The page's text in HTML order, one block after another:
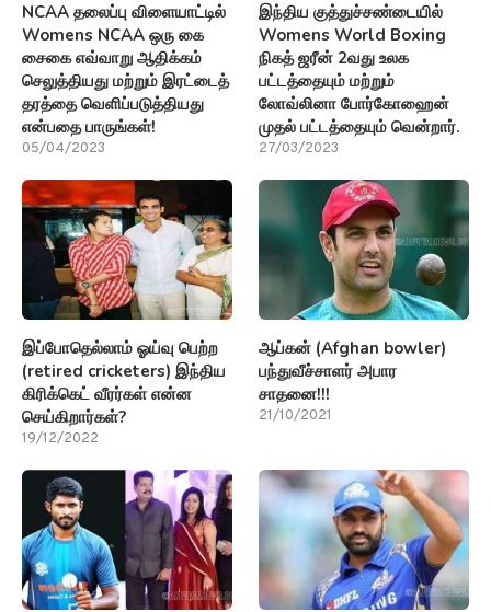
NCAA தலைப்பு விளையாட்டில்
Womens NCAA ஒரு கை
சைகை எவ்வாறு ஆதிக்கம்
செலுத்தியது மற்றும் இரட்டைத்
தரத்தை வெளிப்படுத்தியது
என்பதை பாருங்கள்!
05/04/2023
இந்திய குத்துச்சண்டையில்
Womens World Boxing
நிகத் ஜரீன் 2வது உலக
பட்டத்தையும் மற்றும்
லோவ்லினா போர்கோஹைன்
முதல் பட்டத்தையும் வென்றார்.
27/03/2023
இப்போதெல்லாம் ஓய்வு பெற்ற
(retired cricketers) இந்திய
கிரிக்கெட் வீரர்கள் என்ன
செய்கிறார்கள்?
19/12/2022
ஆப்கன் (Afghan bowler)
பந்துவீச்சாளர் அபார
சாதனை!!!
21/10/2021